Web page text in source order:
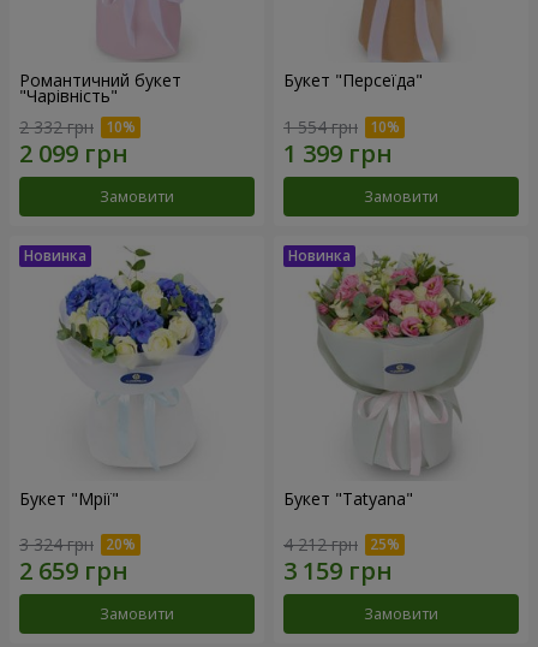
Романтичний букет
"Чарівність"
2 332 грн
Замовити
Букет "Персеїда"
1 554 грн
Замовити
Букет "Мрії"
3 324 грн
Замовити
Букет "Tatyana"
4 212 грн
Замовити